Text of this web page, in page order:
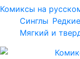
Комиксы на
Синглы
Мягкий и